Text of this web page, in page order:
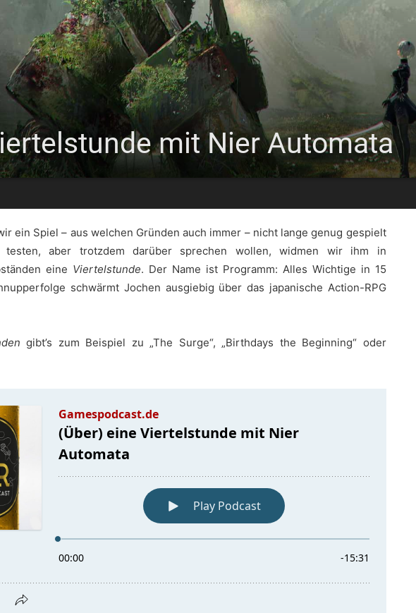
mit Nier Automata
ein Spiel – aus welchen Gründen auch immer – nicht lange genug gespielt
aber trotzdem darüber sprechen wollen, widmen wir ihm in
eine Viertelstunde. Der Name ist Programm: Alles Wichtige in 15
schwärmt Jochen ausgiebig über das japanische Action-RPG
gibt’s zum Beispiel zu „The Surge“, „Birthdays the Beginning“ oder